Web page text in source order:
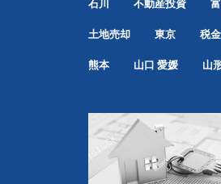
石川 不動産投資
土地売却 東京 税
熊本 山口 愛媛 山